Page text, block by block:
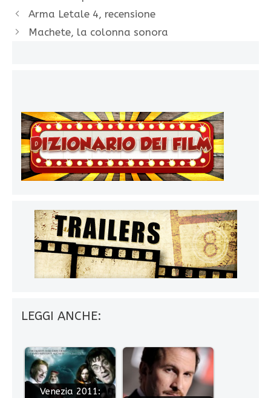
Arma Letale 4, recensione
Machete, la colonna sonora
LEGGI ANCHE:
Venezia 2011: